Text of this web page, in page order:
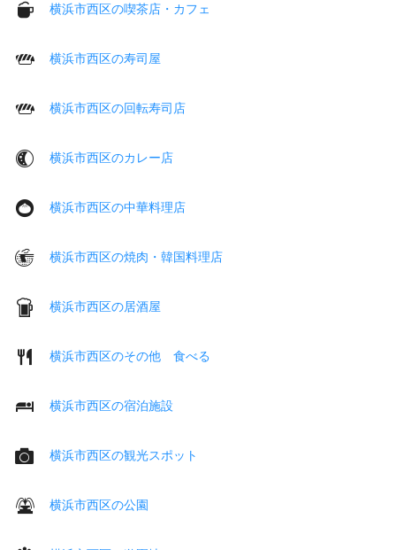
横浜市西区の喫茶店・カフェ
横浜市西区の寿司屋
横浜市西区の回転寿司店
横浜市西区のカレー店
横浜市西区の中華料理店
横浜市西区の焼肉・韓国料理店
横浜市西区の居酒屋
横浜市西区のその他 食べる
横浜市西区の宿泊施設
横浜市西区の観光スポット
横浜市西区の公園